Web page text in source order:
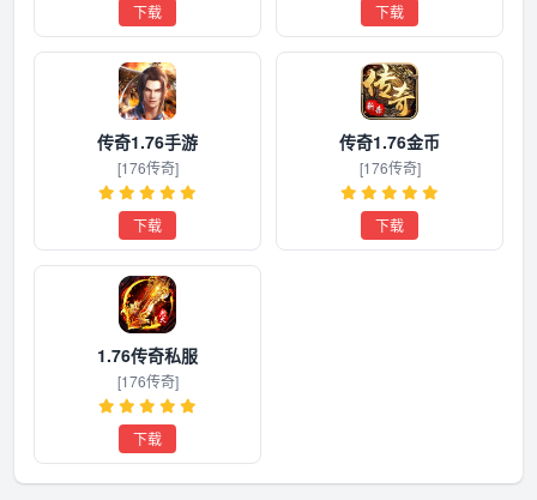
下载 下载
传奇1.76手游
[176传奇]
下载
传奇1.76金币
[176传奇]
下载
1.76传奇私服
[176传奇]
下载